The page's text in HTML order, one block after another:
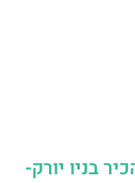
בניו יורק-